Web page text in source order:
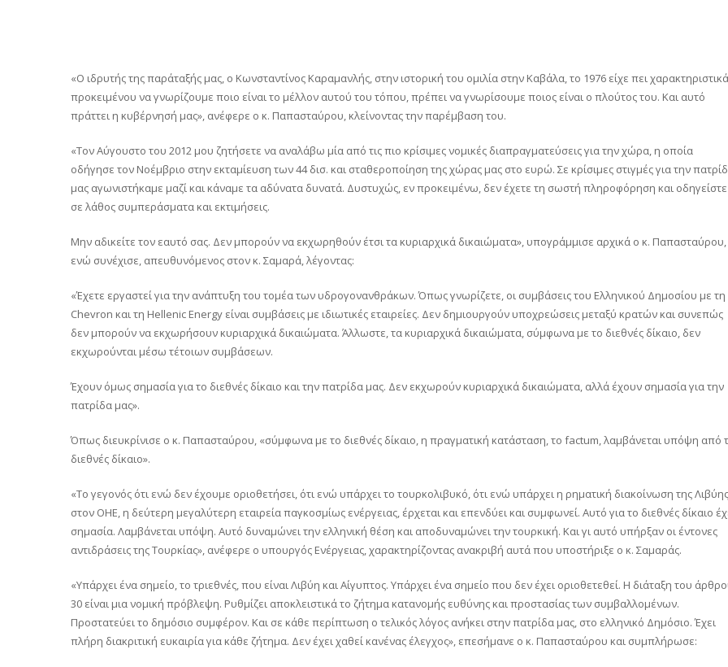
«Ο ιδρυτής της παράταξής μας, ο Κωνσταντίνος Καραμανλής, στην ιστορική του ομιλία στην Καβάλα, το 1976 είχε πει
προκειμένου να γνωρίζουμε ποιο είναι το μέλλον αυτού του τόπου, πρέπει να γνωρίσουμε ποιος είναι ο πλούτος του. Και αυτό
πράττει η κυβέρνησή μας», ανέφερε ο κ. Παπασταύρου, κλείνοντας την παρέμβαση του.
«Τον Αύγουστο του 2012 μου ζητήσετε να αναλάβω μία από τις πιο κρίσιμες νομικές διαπραγματεύσεις για την χώρα, η οποία
οδήγησε τον Νοέμβριο στην εκταμίευση των 44 δισ. και σταθεροποίηση της χώρας μας στο ευρώ. Σε κρίσιμες στιγμές για την
μας αγωνιστήκαμε μαζί και κάναμε τα αδύνατα δυνατά. Δυστυχώς, εν προκειμένω, δεν έχετε τη σωστή πληροφόρηση και οδηγείστε
σε λάθος συμπεράσματα και εκτιμήσεις.
Μην αδικείτε τον εαυτό σας. Δεν μπορούν να εκχωρηθούν έτσι τα κυριαρχικά δικαιώματα», υπογράμμισε αρχικά ο κ. Παπασταύρου,
ενώ συνέχισε, απευθυνόμενος στον κ. Σαμαρά, λέγοντας:
«Έχετε εργαστεί για την ανάπτυξη του τομέα των υδρογονανθράκων. Όπως γνωρίζετε, οι συμβάσεις του Ελληνικού Δημοσίου με τη
Chevron και τη Hellenic Energy είναι συμβάσεις με ιδιωτικές εταιρείες. Δεν δημιουργούν υποχρεώσεις μεταξύ κρατών και συνεπώς
δεν μπορούν να εκχωρήσουν κυριαρχικά δικαιώματα. Άλλωστε, τα κυριαρχικά δικαιώματα, σύμφωνα με το διεθνές δίκαιο, δεν
εκχωρούνται μέσω τέτοιων συμβάσεων.
Έχουν όμως σημασία για το διεθνές δίκαιο και την πατρίδα μας. Δεν εκχωρούν κυριαρχικά δικαιώματα, αλλά έχουν σημασία για την
πατρίδα μας».
Όπως διευκρίνισε ο κ. Παπασταύρου, «σύμφωνα με το διεθνές δίκαιο, η πραγματική κατάσταση, το factum, λαμβάνεται υπόψη από
διεθνές δίκαιο».
«Το γεγονός ότι ενώ δεν έχουμε οριοθετήσει, ότι ενώ υπάρχει το τουρκολιβυκό, ότι ενώ υπάρχει η ρηματική διακοίνωση της Λιβύης
στον ΟΗΕ, η δεύτερη μεγαλύτερη εταιρεία παγκοσμίως ενέργειας, έρχεται και επενδύει και συμφωνεί. Αυτό για το διεθνές δίκαιο
σημασία. Λαμβάνεται υπόψη. Αυτό δυναμώνει την ελληνική θέση και αποδυναμώνει την τουρκική. Και γι αυτό υπήρξαν οι έντονες
αντιδράσεις της Τουρκίας», ανέφερε ο υπουργός Ενέργειας, χαρακτηρίζοντας ανακριβή αυτά που υποστήριξε ο κ. Σαμαράς.
«Υπάρχει ένα σημείο, το τριεθνές, που είναι Λιβύη και Αίγυπτος. Υπάρχει ένα σημείο που δεν έχει οριοθετεθεί. Η διάταξη του
30 είναι μια νομική πρόβλεψη. Ρυθμίζει αποκλειστικά το ζήτημα κατανομής ευθύνης και προστασίας των συμβαλλομένων.
Προστατεύει το δημόσιο συμφέρον. Και σε κάθε περίπτωση ο τελικός λόγος ανήκει στην πατρίδα μας, στο ελληνικό Δημόσιο. Έχει
πλήρη διακριτική ευκαιρία για κάθε ζήτημα. Δεν έχει χαθεί κανένας έλεγχος», επεσήμανε ο κ. Παπασταύρου και συμπλήρωσε: